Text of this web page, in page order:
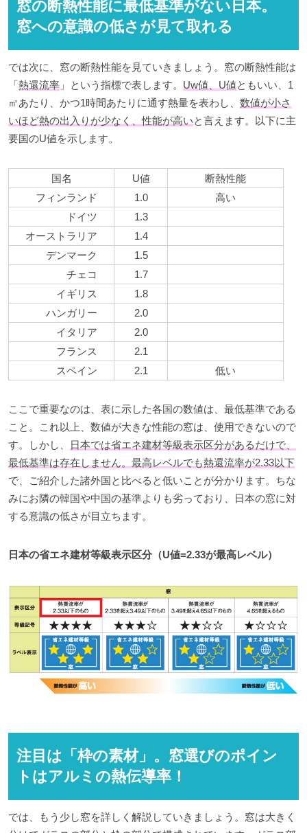
窓の断熱性能に最低基準がない日本。
窓への意識の低さが見て取れる
では次に、窓の断熱性能を見ていきましょう。窓の断熱性能は
「熱還流率 」という指標で表します。 Uw値、U値ともいい、1
㎡あたり、かつ1時間あたりに通す熱量を表わし、 数値が小さ
いほど熱の出入りが少なく、性能が高いと言えます。以下に主
要国のU値を示します。
国名 U値
断熱性能
フィンランド
1.0
高い
ドイツ
1.3
オーストラリア
1.4
デンマーク
1.5
チェコ
1.7
イギリス
1.8
ハンガリー
2.0
イタリア
2.0
フランス
2.1
スペイン
2.1 低い
ここで重要なのは、表に示した各国の数値は、最低基準である
こと。これ以上、数値が大きな性能の窓は、使用できないので
す。しかし、
日本では省エネ建材等級表示区分があるだけで、
最低基準は存在しません。最高レベルでも熱還流率が2.33以下
で、ご紹介した諸外国と比べると低いことが分かります。ちな
みにお隣の韓国や中国の基準よりも劣っており、日本の窓に対
する意識の低さが目立ちます。
日本の省エネ建材等級表示区分（U値=2.33が最高レベル）
注目は「枠の素材」。窓選びのポイン
トはアルミの熱伝導率！
では、もう少し窓を詳しく解説していきましょう。窓は大きく